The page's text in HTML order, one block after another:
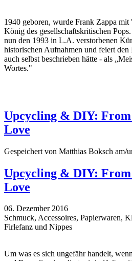
1940 geboren, wurde Frank Zappa
König des gesellschaftskritischen
nun den 1993 in L.A. verstorbenen
historischen Aufnahmen und feiert
auch selbst beschrieben hätte - als
Wortes."
Upcycling & DIY:
Love
Gespeichert von Matthias Boksch am/
Upcycling & DIY:
Love
06. Dezember 2016
Schmuck, Accessoires, Papierwaren,
Firlefanz und Nippes
Um was es sich ungefähr handelt,